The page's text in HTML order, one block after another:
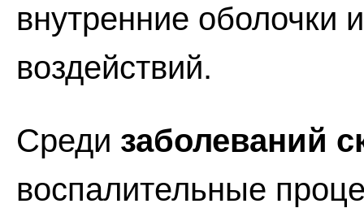
внутренние оболочки
воздействий.
Среди заболеваний
воспалительные